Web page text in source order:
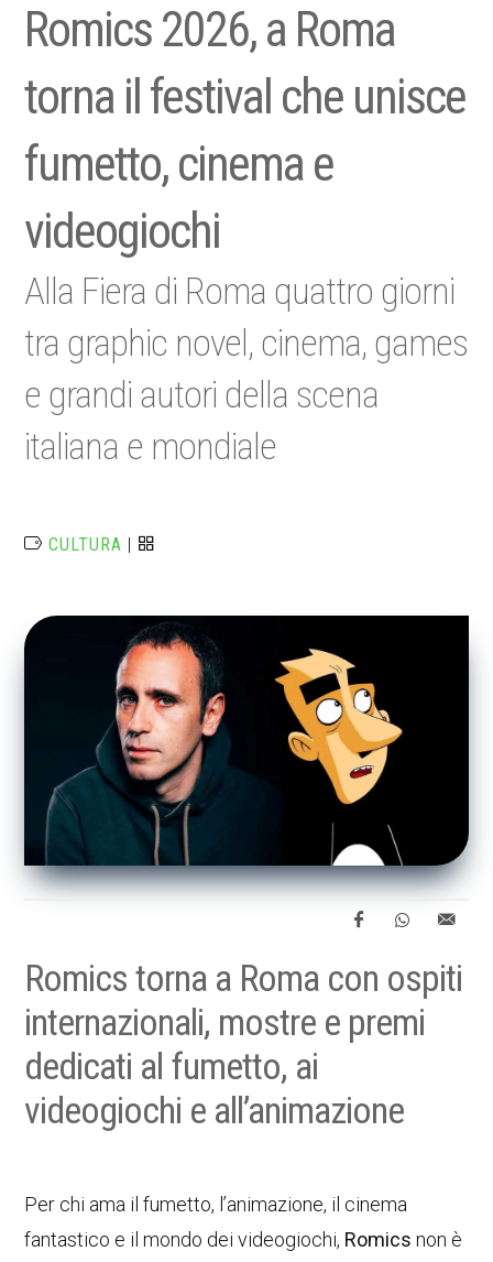
Romics 2026, a Roma
torna il festival che unisce
fumetto, cinema e
videogiochi
Alla Fiera di Roma quattro giorni
tra graphic novel, cinema, games
e grandi autori della scena
italiana e mondiale
CULTURA |
Romics torna a Roma con ospiti
internazionali, mostre e premi
dedicati al fumetto, ai
videogiochi e all’animazione
Per chi ama il fumetto, l’animazione, il cinema
fantastico e il mondo dei videogiochi, Romics non è